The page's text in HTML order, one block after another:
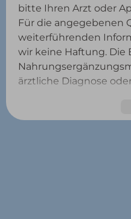
bitte Ihren Arzt oder
Für die angegebenen
weiterführenden
wir keine Haftung. Die
ärztliche Diagnose